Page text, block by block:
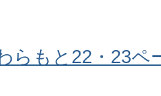
らもと22・23ペ